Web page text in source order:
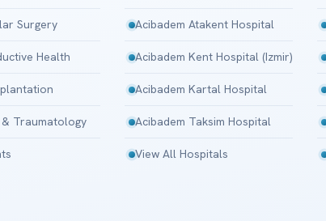
Surgery
Health
Traumatology
Acibadem Atakent Hospital
Acibadem Kent Hospital (Izmir)
Acibadem Kartal Hospital
Acibadem Taksim Hospital
View All Hospitals